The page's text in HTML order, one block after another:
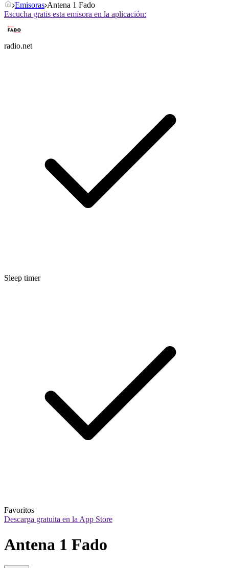
Emisoras Antena 1 Fado
Escucha gratis esta emisora en la aplicación:
radio.net
Sleep timer
Favoritos
Descarga gratuita en la App Store
Antena 1 Fado